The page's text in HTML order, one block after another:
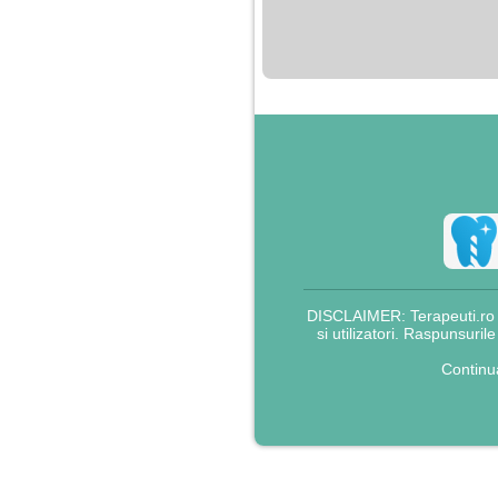
pentru bani.
DISCLAIMER:
si utilizatori.